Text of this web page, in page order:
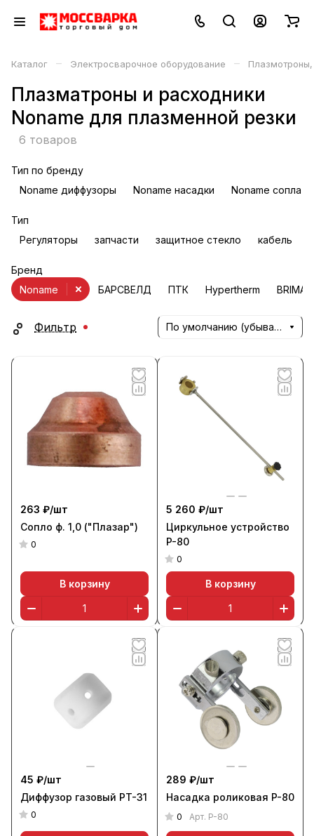
Каталог – Электросварочное оборудование –
Плазматроны и расходники
Noname для плазменной резки
6 товаров
Тип по бренду
Noname диффузоры
Noname насадки Noname сопла
Тип
Регуляторы
запчасти защитное стекло кабель
Бренд
БАРСВЕЛД
ПТК Hypertherm BRIMA
Noname
Фильтр По умолчанию (убывание)
263 ₽/шт
Сопло ф. 1,0 ("Плазар")
0
В корзину
5 260 ₽/шт
Циркульное устройство
P-80
0
В корзину
45 ₽/шт
Диффузор газовый PT-31
0
289 ₽/шт
Насадка роликовая P-80
0 Арт. P-80